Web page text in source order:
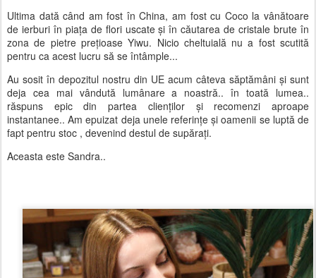
Ultima dată când am fost în China, am fost cu Coco la vânătoare
de ierburi în piața de flori uscate și în căutarea de cristale brute în
zona de pietre prețioase Yiwu. Nicio cheltuială nu a fost scutită
pentru ca acest lucru să se întâmple...
Au sosit în depozitul nostru din UE acum câteva săptămâni și sunt
deja cea mai vândută lumânare a noastră.. în toată lumea..
răspuns epic din partea clienților și recomenzi aproape
instantanee.. Am epuizat deja unele referințe și oamenii se luptă de
fapt pentru stoc , devenind destul de supărați.
Aceasta este Sandra..